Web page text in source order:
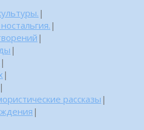
|
|
|
|
|
|
|
рассказы |
|